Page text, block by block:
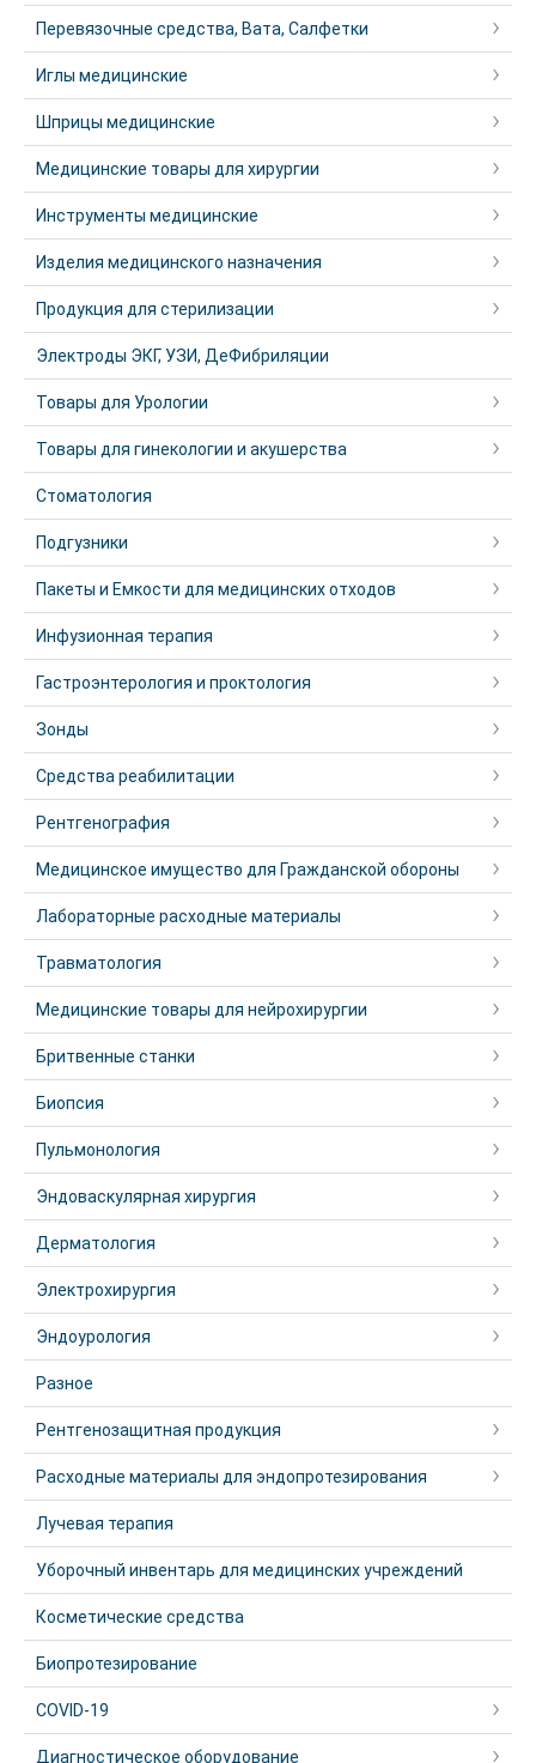
Перевязочные средства, Вата, Салфетки
Иглы медицинские
Шприцы медицинские
Медицинские товары для хирургии
Инструменты медицинские
Изделия медицинского назначения
Продукция для стерилизации
Электроды ЭКГ, УЗИ, ДеФибриляции
Товары для Урологии
Товары для гинекологии и акушерства
Стоматология
Подгузники
Пакеты и Емкости для медицинских отходов
Инфузионная терапия
Гастроэнтерология и проктология
Зонды
Средства реабилитации
Рентгенография
Медицинское имущество для Гражданской обороны
Лабораторные расходные материалы
Травматология
Медицинские товары для нейрохирургии
Бритвенные станки
Биопсия
Пульмонология
Эндоваскулярная хирургия
Дерматология
Электрохирургия
Эндоурология
Разное
Рентгенозащитная продукция
Расходные материалы для эндопротезирования
Лучевая терапия
Уборочный инвентарь для медицинских учреждений
Косметические средства
Биопротезирование
COVID-19
Диагностическое оборудование